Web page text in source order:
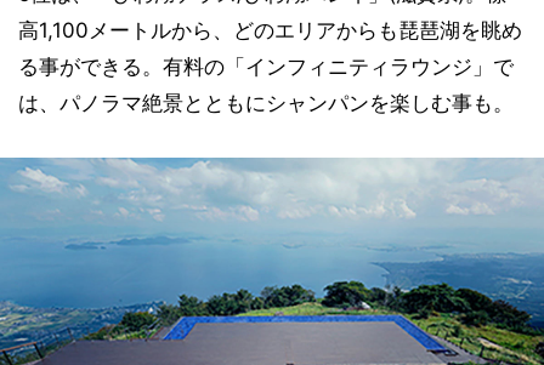
高1,100メートルから、どのエリアからも琵琶湖を眺め
る事ができる。有料の「インフィニティラウンジ」で
は、パノラマ絶景とともにシャンパンを楽しむ事も。